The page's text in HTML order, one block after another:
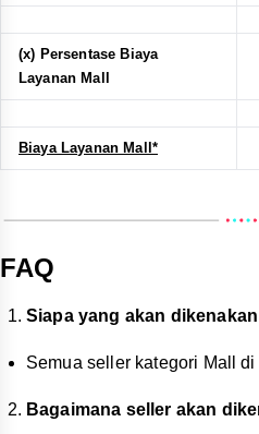
(x) Persentase Biaya
Layanan Mall
Biaya Layanan Mall*
FAQ
Siapa yang akan
Semua seller kategori Mall
Bagaimana seller akan